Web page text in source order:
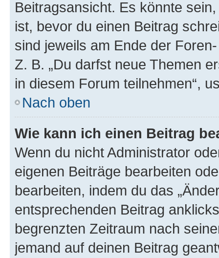
Beitragsansicht. Es könnte
ist, bevor du einen Beitrag
sind jeweils am Ende der
Z. B. „Du darfst neue Themen
in diesem Forum teilnehmen“,
Nach oben
Wie kann ich einen Beitrag
Wenn du nicht Administrator
eigenen Beiträge bearbeiten
bearbeiten, indem du das
entsprechenden Beitrag
begrenzten Zeitraum nach
jemand auf deinen Beitrag